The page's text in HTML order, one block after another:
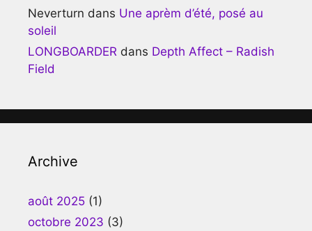
Neverturn dans Une aprèm d’été, posé au
soleil
LONGBOARDER dans Depth Affect – Radish
Field
Archive
août 2025 (1)
octobre 2023 (3)